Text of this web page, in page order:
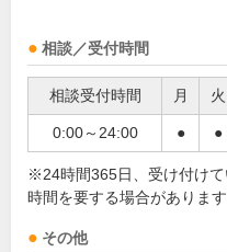
相談／受付時間
相談受付時間 月 火
0:00～24:00 ● ●
※24時間365日、受け付け
時間を要する場合があります
その他